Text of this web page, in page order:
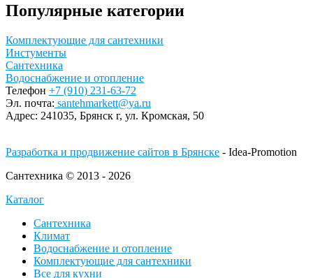
Популярные категории
Комплектующие для сантехники
Инстументы
Сантехника
Водоснабжение и отопление
Телефон +7 (910) 231-63-72
Эл. почта: santehmarkett@ya.ru
Адрес: 241035, Брянск г, ул. Кромская, 50
Разработка и продвижение сайтов в Брянске - Idea-Promotion
Сантехника © 2013 - 2026
Каталог
Сантехника
Климат
Водоснабжение и отопление
Комплектующие для сантехники
Все для кухни